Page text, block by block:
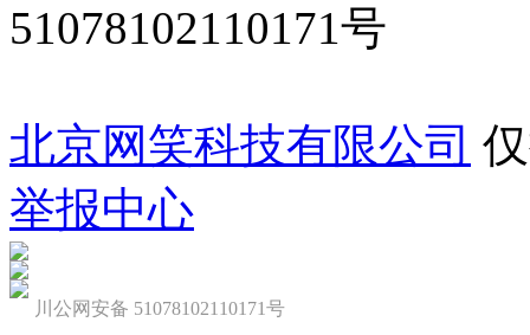
51078102110171号
北京网笑科技有限公司
举报中心
川公网安备 51078102110171号